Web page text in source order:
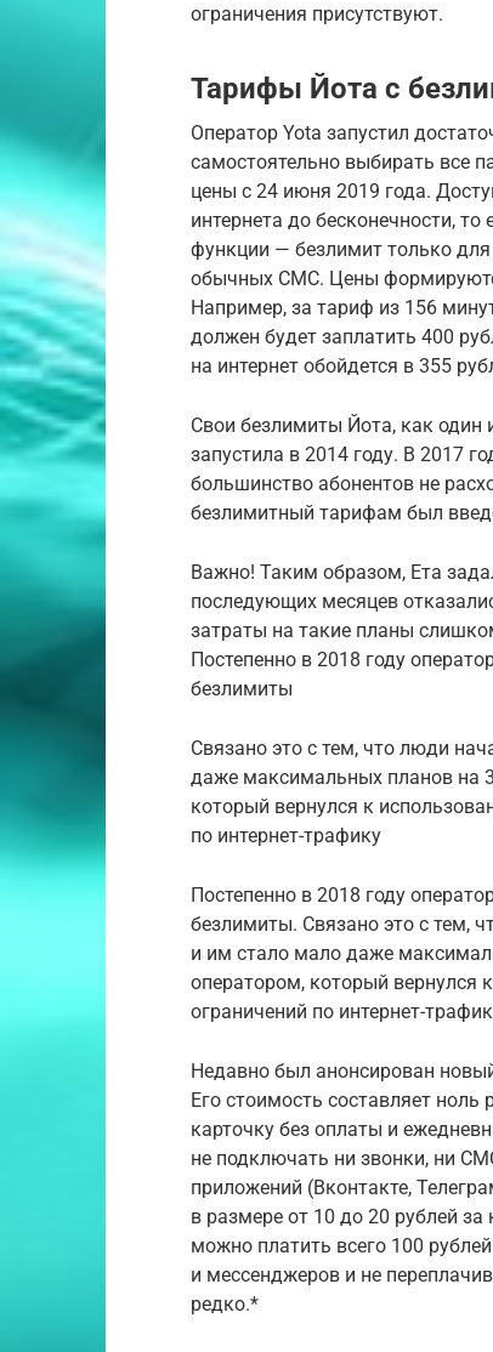
ограничения присутствуют.
Тарифы Йота с
Оператор Yota запустил
самостоятельно выбирать все
цены с 24 июня 2019 года.
интернета до бесконечности,
функции — безлимит только
обычных СМС. Цены
Например, за тариф из 156
должен будет заплатить 400
на интернет обойдется в 355
Свои безлимиты Йота, как
запустила в 2014 году. В 2017
большинство абонентов не
безлимитный тарифам был
Важно! Таким образом, Ета
последующих месяцев
затраты на такие планы
Постепенно в 2018 году
безлимиты
Связано это с тем, что люди
даже максимальных планов на
который вернулся к
по интернет-трафику
Постепенно в 2018 году
безлимиты. Связано это с тем,
и им стало мало даже
оператором, который вернулся
ограничений по интернет-
Недавно был анонсирован
Его стоимость составляет ноль
карточку без оплаты и
не подключать ни звонки, ни
приложений (Вконтакте,
в размере от 10 до 20 рублей
можно платить всего 100
и мессенджеров и не
редко.*